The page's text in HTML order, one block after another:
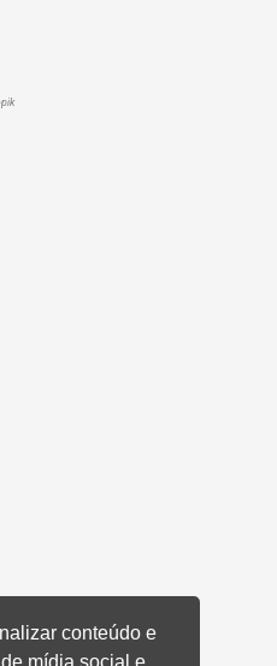
conteúdo e
mídia social e